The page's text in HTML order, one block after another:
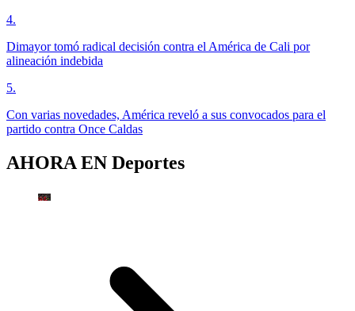
4.
Dimayor tomó radical decisión contra el América de Cali por
alineación indebida
5.
Con varias novedades, América reveló a sus convocados para el
partido contra Once Caldas
AHORA EN Deportes